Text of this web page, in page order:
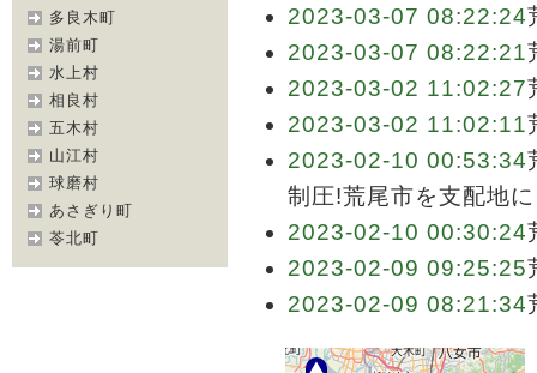
多良木町
湯前町
水上村
相良村
五木村
山江村
球磨村
あさぎり町
苓北町
2023-03-07 08:22:24
2023-03-07 08:22:21
2023-03-02 11:02:27
2023-03-02 11:02:11
2023-02-10 00:53:34
制圧!荒尾市を支配地
2023-02-10 00:30:24
2023-02-09 09:25:25
2023-02-09 08:21:34